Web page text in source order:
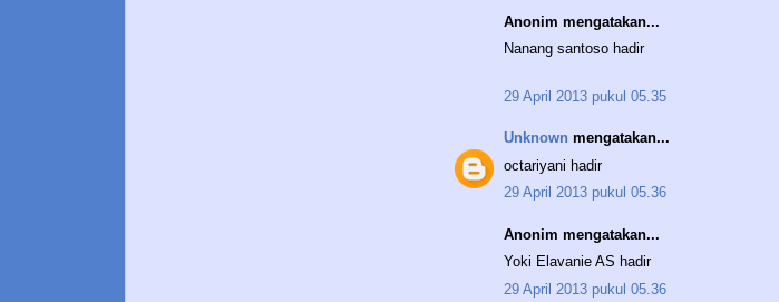
Anonim mengatakan...
Nanang santoso hadir
29 April 2013 pukul 05.35
Unknown mengatakan...
octariyani hadir
29 April 2013 pukul 05.36
Anonim mengatakan...
Yoki Elavanie AS hadir
29 April 2013 pukul 05.36